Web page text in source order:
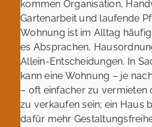
kommen Organisation,
Gartenarbeit und laufende
Wohnung ist im Alltag
es Absprachen,
Allein-Entscheidungen. In
kann eine Wohnung – je
– oft einfacher zu
zu verkaufen sein; ein Haus
dafür mehr